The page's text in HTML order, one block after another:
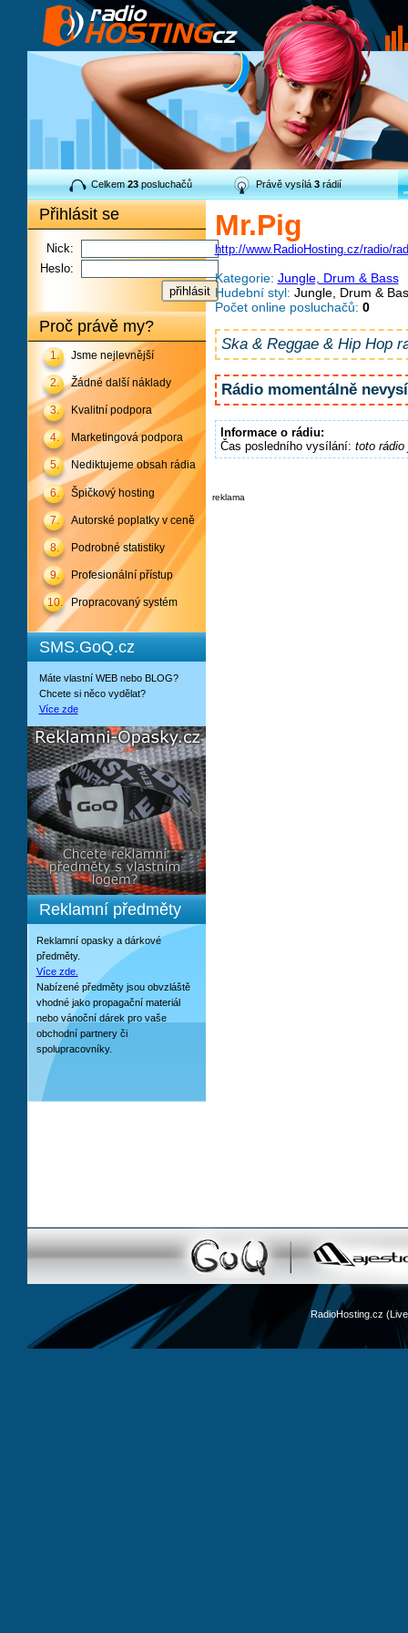
Celkem23posluchačů Právě vysílá3rádií
Přihlásit se
Nick:
Heslo:
Proč právě my?
1. Jsme nejlevnější
2. Žádné další náklady
3. Kvalitní podpora
4. Marketingová podpora
5. Nediktujeme obsah rádia
6. Špičkový hosting
7. Autorské poplatky v ceně
8. Podrobné statistiky
9. Profesionální přístup
10. Propracovaný systém
SMS.GoQ.cz
Máte vlastní WEB nebo BLOG?
Chcete si něco vydělat?
Více zde
Reklamní předměty
Reklamní opasky a dárkové
předměty.
Více zde.
Nabízené předměty jsou obvzláště
vhodné jako propagační materiál
nebo vánoční dárek pro vaše
obchodní partnery či
spolupracovníky.
Mr.Pig
http://www.RadioHosting.cz/radio/
Kategorie: Jungle, Drum & Bass
Hudební styl: Jungle, Drum &
Počet online posluchačů: 0
Ska & Reggae & Hip Hop
Rádio momentálně
Informace o rádiu:
Čas posledního vysílání: toto
reklama
RadioHosting.cz